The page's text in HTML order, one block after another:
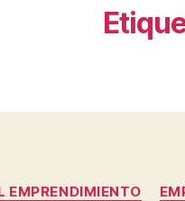
EMPRENDIMIENTO